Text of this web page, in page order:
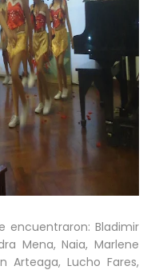
encuentraron: Bladimir
Mena, Naia, Marlene
Arteaga, Lucho Fares,